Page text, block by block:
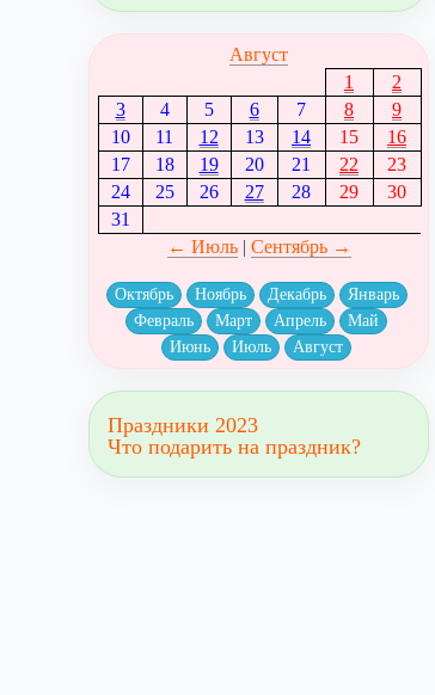
Август
1
2
3
4 5 6 7 8
9
10
11 12 13 14 15
16
17
18 19 20 21 22
23
24
25 26 27 28 29
30
31
← Июль| Сентябрь →
Октябрь Ноябрь Декабрь
Январь
Февраль
Март Апрель
Май
Июнь
Июль Август
Праздники 2023
Что подарить на праздник?